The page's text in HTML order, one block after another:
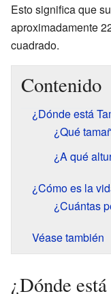
Esto significa que
aproximadamente
cuadrado.
Contenido
¿Dónde está
¿Qué
¿A qué
¿Cómo es la
¿Cuántas
Véase también
¿Dónde